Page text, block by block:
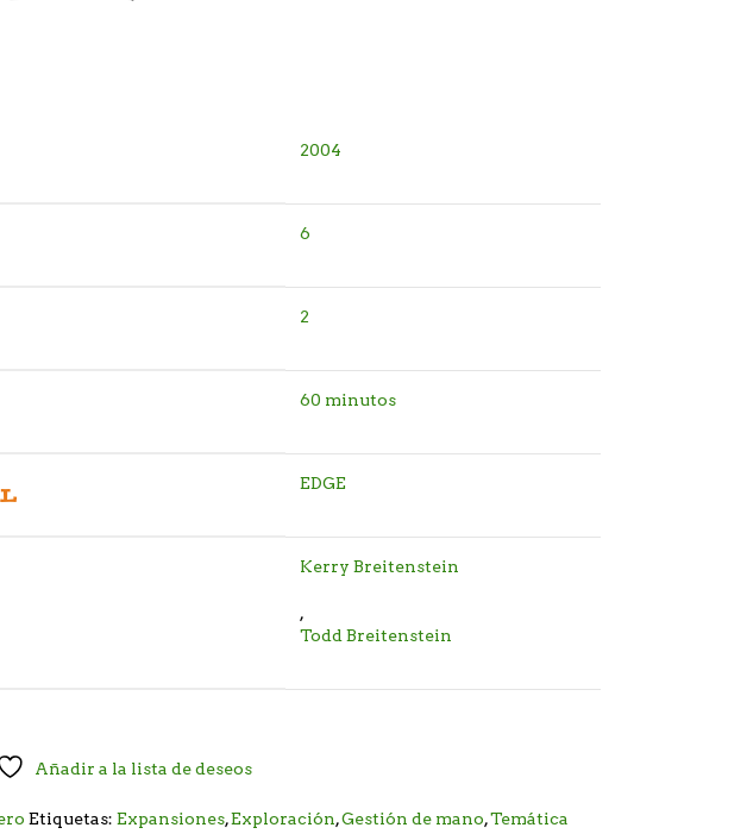
2004
6
2
60 minutos
EDGE
Kerry Breitenstein
,
Todd Breitenstein
Añadir a la lista de deseos
Etiquetas: Expansiones,Exploración,Gestión de mano,Temática